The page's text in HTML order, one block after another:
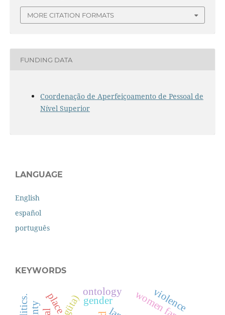
MORE CITATION FORMATS
FUNDING DATA
Coordenação de Aperfeiçoamento de Pessoal de
Nível Superior
LANGUAGE
English
español
português
KEYWORDS
gender violence
place ontology